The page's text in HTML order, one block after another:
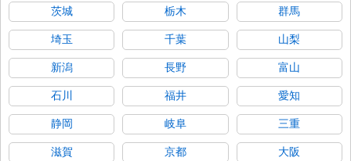
茨城 栃木 群馬
埼玉 千葉 山梨
新潟 長野 富山
石川 福井 愛知
静岡 岐阜 三重
滋賀 京都 大阪